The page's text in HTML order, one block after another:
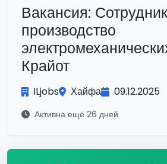
Вакансия:
производство
Крайот
ILjobs Хайфа 09.12.2025
Активна ещё 26 дней